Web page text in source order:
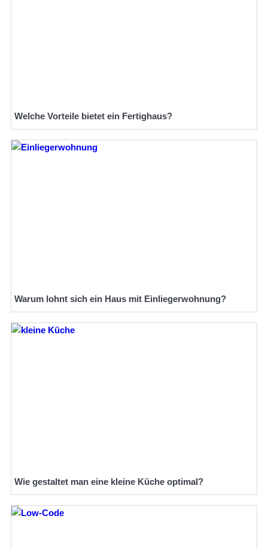
Welche Vorteile bietet ein Fertighaus?
Warum lohnt sich ein Haus mit Einliegerwohnung?
Wie gestaltet man eine kleine Küche optimal?